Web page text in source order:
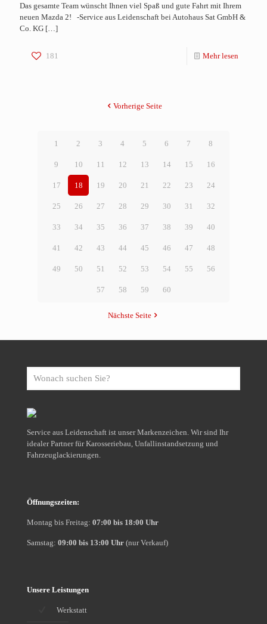
Das gesamte Team wünscht Ihnen viel Spaß und gute Fahrt mit Ihrem
neuen Mazda 2! -Service aus Leidenschaft bei Autohaus Sat GmbH &
Co. KG […]
181 Mehr lesen
Vorherige Seite
1 2 3 4 5 6 7 8
9 10 11 12 13 14 15 16
17 18 19 20 21 22 23 24
25 26 27 28 29 30 31 32
33 34 35 36 37 38 39 40
41 42 43 44 45 46 47 48
49 50 51 52 53 54 55 56
57 58 59 60
Nächste Seite
suchen
Service aus Leidenschaft ist unser Markenzeichen. Wir sind Ihr
idealer Partner für Karosseriebau, Unfallinstandsetzung und
Fahrzeuglackierungen.
Öffnungszeiten:
Montag bis Freitag: 07:00 bis 18:00 Uhr
Samstag: 09:00 bis 13:00 Uhr (nur Verkauf)
Unsere Leistungen
Werkstatt